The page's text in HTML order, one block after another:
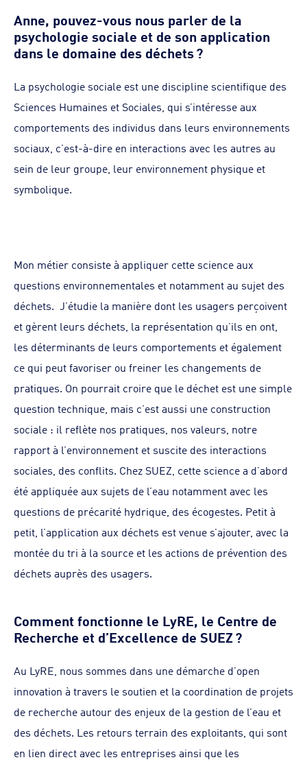
Anne, pouvez-vous nous parler de la
psychologie sociale et de son application
dans le domaine des déchets ?
La psychologie sociale est une discipline scientifique des
Sciences Humaines et Sociales, qui s’intéresse aux
comportements des individus dans leurs environnements
sociaux, c’est-à-dire en interactions avec les autres au
sein de leur groupe, leur environnement physique et
symbolique.
Mon métier consiste à appliquer cette science aux
questions environnementales et notamment au sujet des
déchets. J’étudie la manière dont les usagers perçoivent
et gèrent leurs déchets, la représentation qu’ils en ont,
les déterminants de leurs comportements et également
ce qui peut favoriser ou freiner les changements de
pratiques. On pourrait croire que le déchet est une simple
question technique, mais c’est aussi une construction
sociale : il reflète nos pratiques, nos valeurs, notre
rapport à l’environnement et suscite des interactions
sociales, des conflits. Chez SUEZ, cette science a d’abord
été appliquée aux sujets de l’eau notamment avec les
questions de précarité hydrique, des écogestes. Petit à
petit, l’application aux déchets est venue s’ajouter, avec la
montée du tri à la source et les actions de prévention des
déchets auprès des usagers.
Comment fonctionne le LyRE, le Centre de
Recherche et d’Excellence de SUEZ ?
Au LyRE, nous sommes dans une démarche d’open
innovation à travers le soutien et la coordination de projets
de recherche autour des enjeux de la gestion de l’eau et
des déchets. Les retours terrain des exploitants, qui sont
en lien direct avec les entreprises ainsi que les